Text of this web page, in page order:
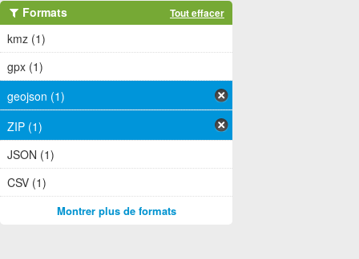
Formats Tout effacer
kmz (1)
gpx (1)
geojson (1)
ZIP (1)
JSON (1)
CSV (1)
Montrer plus de formats